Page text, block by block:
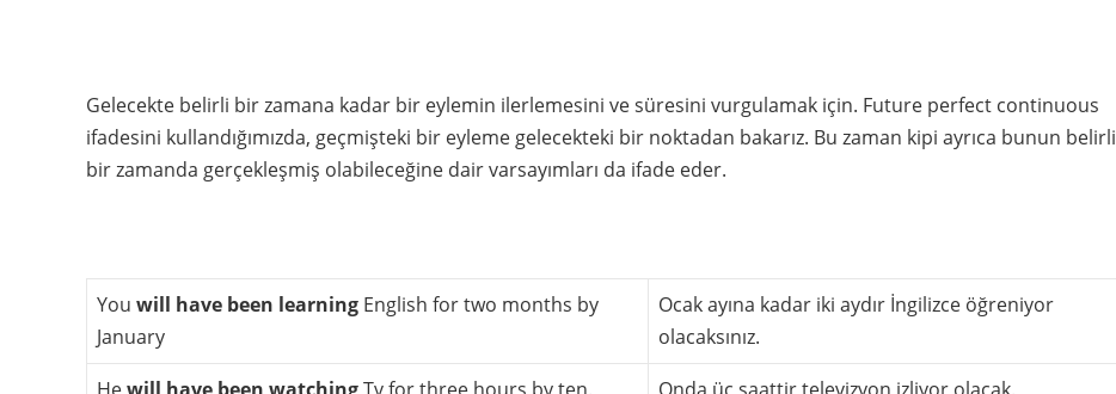
Gelecekte belirli bir zamana kadar bir eylemin ilerlemesini ve süresini vurgulamak için. Future perfect continuous
ifadesini kullandığımızda, geçmişteki bir eyleme gelecekteki bir noktadan bakarız. Bu zaman kipi ayrıca bunun belirli
bir zamanda gerçekleşmiş olabileceğine dair varsayımları da ifade eder.
You will have been learning English for two months by
January
Ocak ayına kadar iki aydır İngilizce öğreniyor
olacaksınız.